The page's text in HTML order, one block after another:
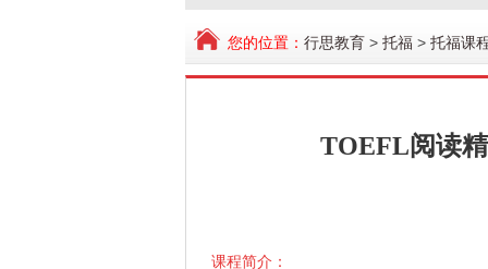
您的位置： 行思教育 > 托福 > 托福课
TOEFL阅读
课程简介：